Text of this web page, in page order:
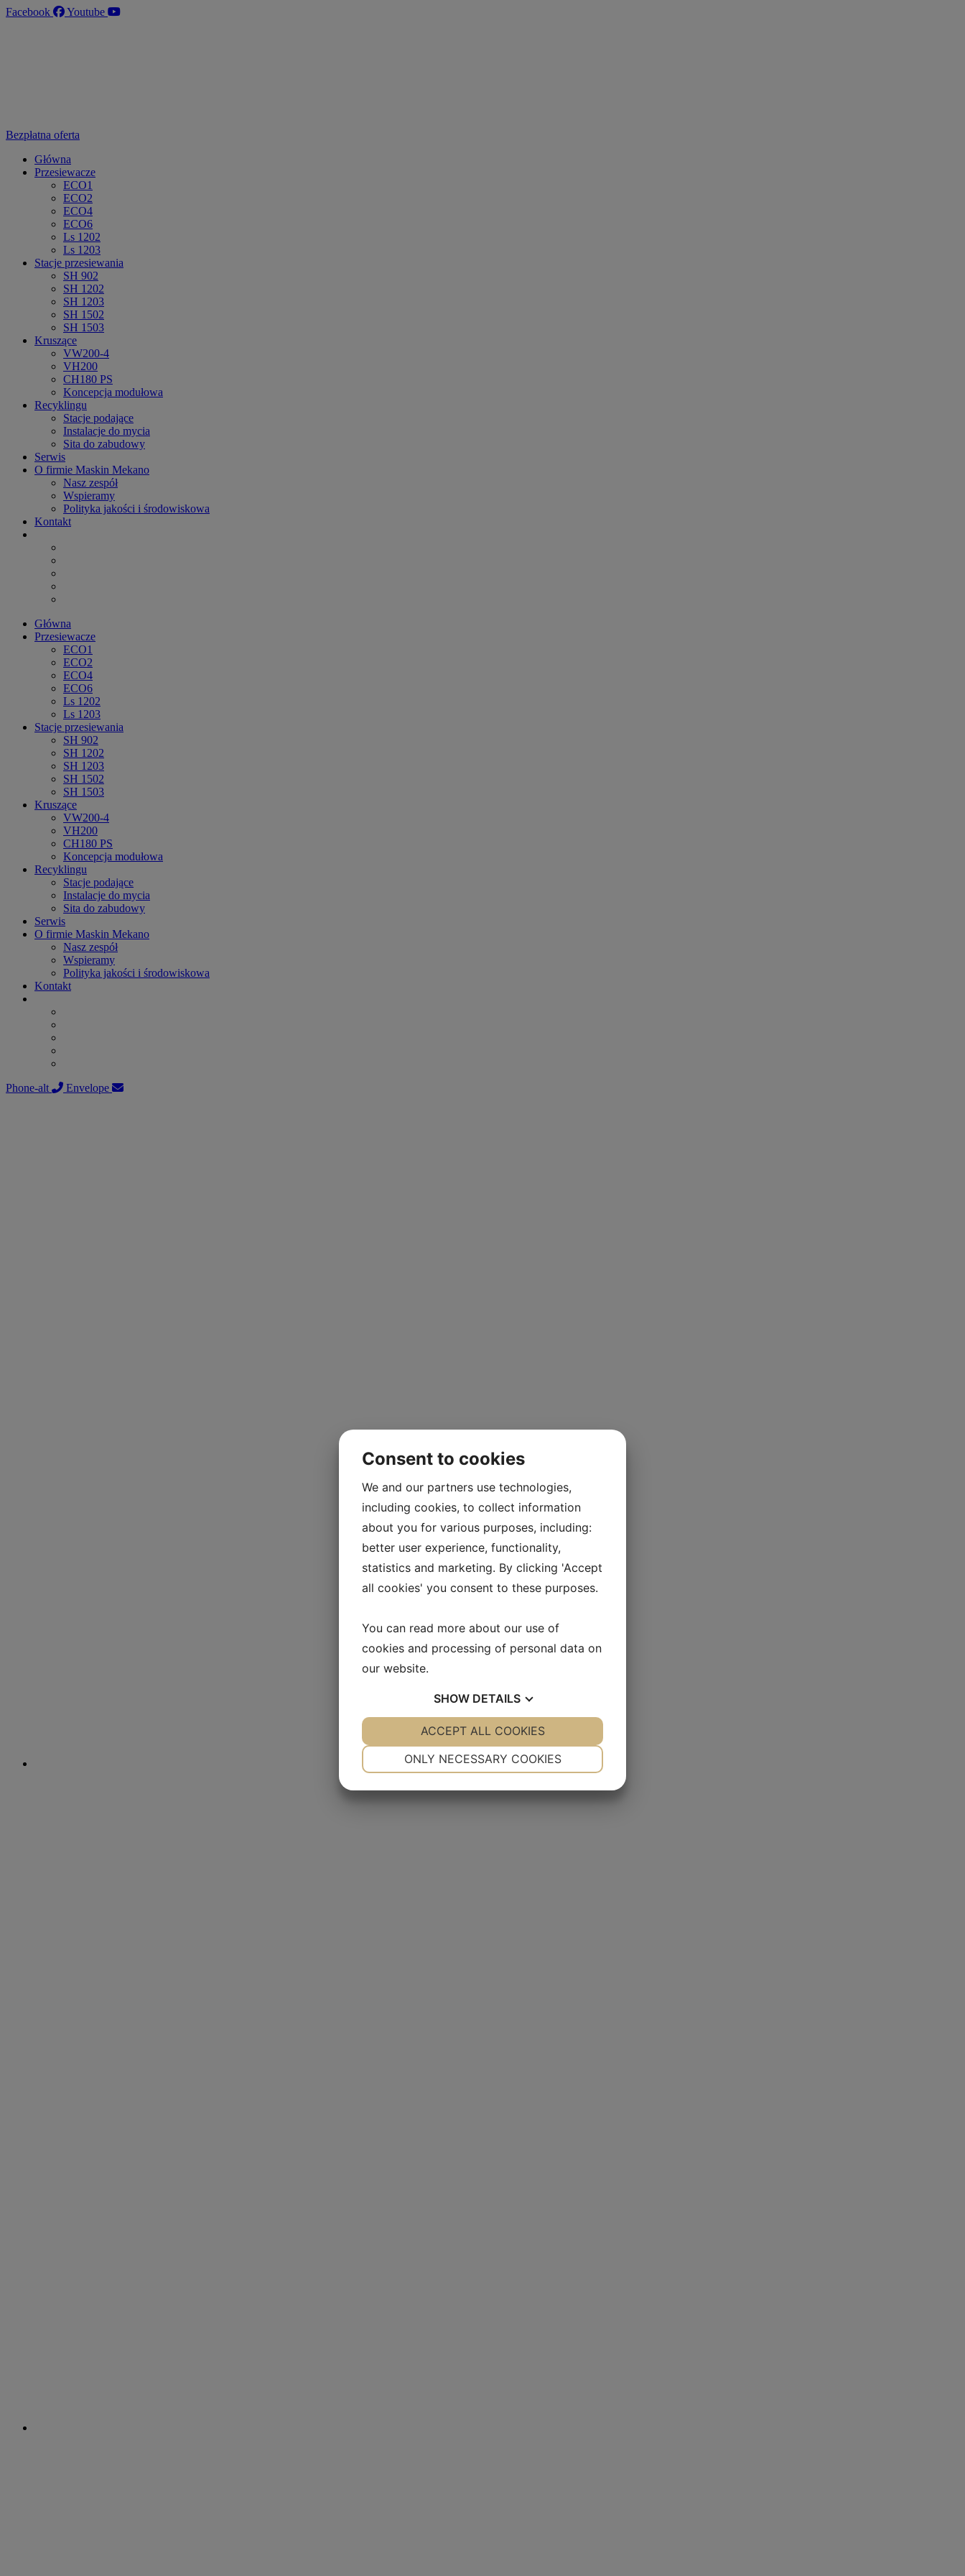
Przejdź
Facebook Youtube
Bezpłatna oferta
Główna
Przesiewacze
ECO1
ECO2
ECO4
ECO6
Ls 1202
Ls 1203
Stacje przesiewania
SH 902
SH 1202
SH 1203
SH 1502
SH 1503
Kruszące
VW200-4
VH200
CH180 PS
Koncepcja modułowa
Recyklingu
Stacje podające
Instalacje do mycia
Sita do zabudowy
Serwis
O firmie Maskin Mekano
Nasz zespół
Wspieramy
Polityka jakości i środowiskowa
Kontakt
Główna
Przesiewacze
ECO1
ECO2
ECO4
ECO6
Ls 1202
Ls 1203
Stacje przesiewania
SH 902
SH 1202
SH 1203
SH 1502
SH 1503
Kruszące
VW200-4
VH200
CH180 PS
Koncepcja modułowa
Recyklingu
Stacje podające
Instalacje do mycia
Sita do zabudowy
Serwis
O firmie Maskin Mekano
Nasz zespół
Wspieramy
Polityka jakości i środowiskowa
Kontakt
Phone-alt Envelope
Consent to cookies
We and our partners use technologies,
including cookies, to collect information
about you for various purposes, including:
better user experience, functionality,
statistics and marketing. By clicking 'Accept
all cookies' you consent to these purposes.
You can read more about our use of
cookies and processing of personal data on
our website.
SHOW DETAILS
YES NO YES NO
ONLY NECESSARY COOKIES
ACCEPT ALL COOKIES